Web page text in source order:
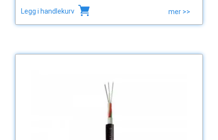
Legg i handlekurv mer >>